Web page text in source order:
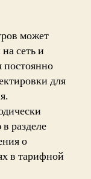
может
сеть и
для
разделе
о
в тарифной